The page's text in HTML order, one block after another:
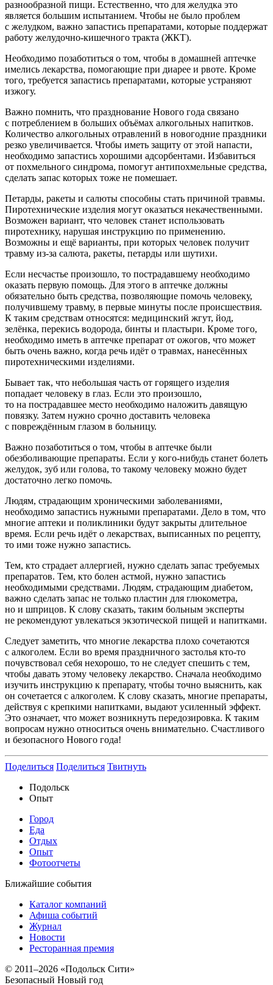
разнообразной пищи. Естественно, что для желудка это
является большим испытанием. Чтобы не было проблем
с желудком, важно запастись препаратами, которые поддержат
работу желудочно-кишечного тракта (ЖКТ).
Необходимо позаботиться о том, чтобы в домашней аптечке
имелись лекарства, помогающие при диарее и рвоте. Кроме
того, требуется запастись препаратами, которые устраняют
изжогу.
Важно помнить, что празднование Нового года связано
с потреблением в больших объёмах алкогольных напитков.
Количество алкогольных отравлений в новогодние праздники
резко увеличивается. Чтобы иметь защиту от этой напасти,
необходимо запастись хорошими адсорбентами. Избавиться
от похмельного синдрома, помогут антипохмельные средства,
сделать запас которых тоже не помешает.
Петарды, ракеты и салюты способны стать причиной травмы.
Пиротехнические изделия могут оказаться некачественными.
Возможен вариант, что человек станет использовать
пиротехнику, нарушая инструкцию по применению.
Возможны и ещё варианты, при которых человек получит
травму из-за салюта, ракеты, петарды или шутихи.
Если несчастье произошло, то пострадавшему необходимо
оказать первую помощь. Для этого в аптечке должны
обязательно быть средства, позволяющие помочь человеку,
получившему травму, в первые минуты после происшествия.
К таким средствам относятся: медицинский жгут, йод,
зелёнка, перекись водорода, бинты и пластыри. Кроме того,
необходимо иметь в аптечке препарат от ожогов, что может
быть очень важно, когда речь идёт о травмах, нанесённых
пиротехническими изделиями.
Бывает так, что небольшая часть от горящего изделия
попадает человеку в глаз. Если это произошло,
то на пострадавшее место необходимо наложить давящую
повязку. Затем нужно срочно доставить человека
с повреждённым глазом в больницу.
Важно позаботиться о том, чтобы в аптечке были
обезболивающие препараты. Если у кого-нибудь станет болеть
желудок, зуб или голова, то такому человеку можно будет
достаточно легко помочь.
Людям, страдающим хроническими заболеваниями,
необходимо запастись нужными препаратами. Дело в том, что
многие аптеки и поликлиники будут закрыты длительное
время. Если речь идёт о лекарствах, выписанных по рецепту,
то ими тоже нужно запастись.
Тем, кто страдает аллергией, нужно сделать запас требуемых
препаратов. Тем, кто болен астмой, нужно запастись
необходимыми средствами. Людям, страдающим диабетом,
важно сделать запас не только пластин для глюкометра,
но и шприцов. К слову сказать, таким больным эксперты
не рекомендуют увлекаться экзотической пищей и напитками.
Следует заметить, что многие лекарства плохо сочетаются
с алкоголем. Если во время праздничного застолья кто-то
почувствовал себя нехорошо, то не следует спешить с тем,
чтобы давать этому человеку лекарство. Сначала необходимо
изучить инструкцию к препарату, чтобы точно выяснить, как
он сочетается с алкоголем. К слову сказать, многие препараты,
действуя с крепкими напитками, выдают усиленный эффект.
Это означает, что может возникнуть передозировка. К таким
вопросам нужно относиться очень внимательно. Счастливого
и безопасного Нового года!
Поделиться Поделиться Твитнуть
Подольск
Опыт
Город
Еда
Отдых
Опыт
Фотоотчеты
Ближайшие события
Каталог компаний
Афиша событий
Журнал
Новости
Ресторанная премия
© 2011–2026 «Подольск Сити»
Безопасный Новый год